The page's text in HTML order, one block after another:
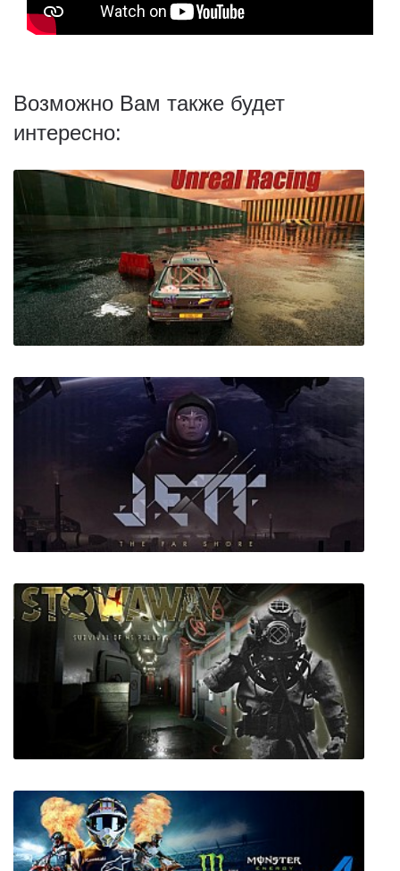
Возможно Вам также будет
интересно:
Unreal Racing
Jett: The Far Shore